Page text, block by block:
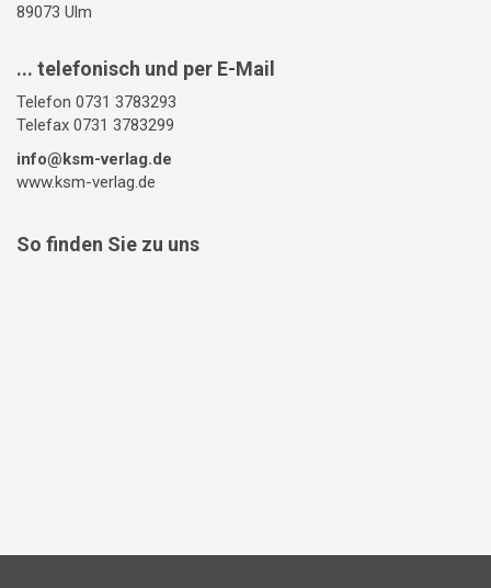
89073 Ulm
... telefonisch und per E-Mail
Telefon 0731 3783293
Telefax 0731 3783299
info@ksm-verlag.de
www.ksm-verlag.de
So finden Sie zu uns